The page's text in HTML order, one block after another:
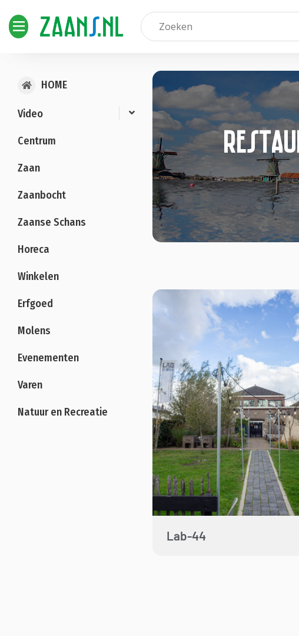
HOME
Video
Centrum
Zaan
Zaanbocht
Zaanse Schans
Horeca
Winkelen
Erfgoed
Molens
Evenementen
Varen
Natuur en Recreatie
Lab-44